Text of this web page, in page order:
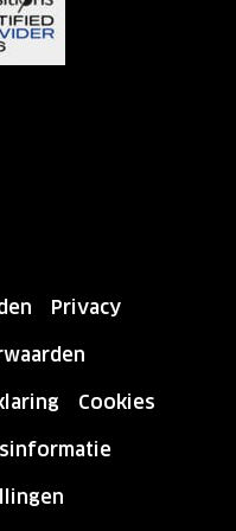
Privacy
Cookies